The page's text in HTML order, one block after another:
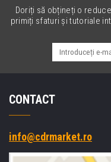
Doriți să obțineți o
primiți sfaturi și tutoriale
CONTACT
info@cdrmarket.ro